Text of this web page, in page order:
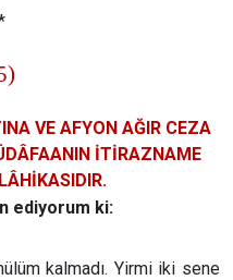
VE AFYON AĞIR CEZA
İTİRAZNAME
ediyorum ki:
kalmadı. Yirmi iki sene